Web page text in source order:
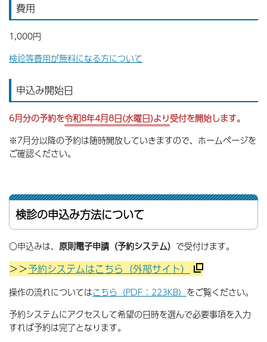
費用
1,000円
検診等費用が無料になる方について
申込み開始日
6月分の予約を令和8年4月8日(水曜日)より受付を開始します。
※7月分以降の予約は随時開放していきますので、ホームページを
ご確認ください。
検診の申込み方法について
〇申込みは、 原則電子申請（予約システム） で受付けます。
＞＞予約システムはこちら（外部サイト）
操作の流れについてはこちら（PDF：223KB） をご覧ください。
予約システムにアクセスして希望の日時を選んで必要事項を入力
すれば予約は完了となります。